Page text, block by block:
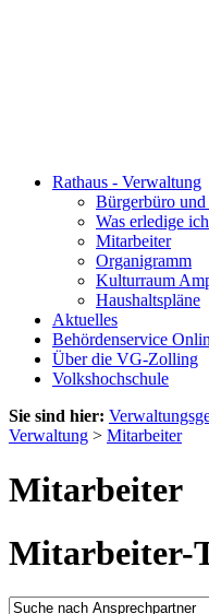
Rathaus - Verwaltung
Bürgerbüro
Was erledige
Mitarbeiter
Organigramm
Kulturraum
Haushaltspläne
Aktuelles
Behördenservice
Über die VG-Zolling
Volkshochschule
Sie sind hier:
Verwaltung > Mitarbeiter
Mitarbeiter
Mitarbeiter-